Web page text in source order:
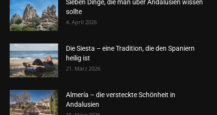
Sieben Dinge, die man über Andalusien wissen
sollte
4. April 2026
Die Siesta – eine Tradition, die den Spaniern
heilig ist
21. März 2026
Almería – die versteckte Schönheit in
Andalusien